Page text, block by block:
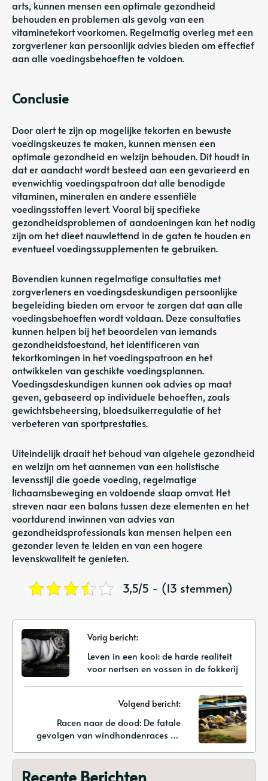
arts, kunnen mensen een optimale gezondheid
behouden en problemen als gevolg van een
vitaminetekort voorkomen. Regelmatig overleg met een
zorgverlener kan persoonlijk advies bieden om effectief
aan alle voedingsbehoeften te voldoen.
Conclusie
Door alert te zijn op mogelijke tekorten en bewuste
voedingskeuzes te maken, kunnen mensen een
optimale gezondheid en welzijn behouden. Dit houdt in
dat er aandacht wordt besteed aan een gevarieerd en
evenwichtig voedingspatroon dat alle benodigde
vitaminen, mineralen en andere essentiële
voedingsstoffen levert. Vooral bij specifieke
gezondheidsproblemen of aandoeningen kan het nodig
zijn om het dieet nauwlettend in de gaten te houden en
eventueel voedingssupplementen te gebruiken.
Bovendien kunnen regelmatige consultaties met
zorgverleners en voedingsdeskundigen persoonlijke
begeleiding bieden om ervoor te zorgen dat aan alle
voedingsbehoeften wordt voldaan. Deze consultaties
kunnen helpen bij het beoordelen van iemands
gezondheidstoestand, het identificeren van
tekortkomingen in het voedingspatroon en het
ontwikkelen van geschikte voedingsplannen.
Voedingsdeskundigen kunnen ook advies op maat
geven, gebaseerd op individuele behoeften, zoals
gewichtsbeheersing, bloedsuikerregulatie of het
verbeteren van sportprestaties.
Uiteindelijk draait het behoud van algehele gezondheid
en welzijn om het aannemen van een holistische
levensstijl die goede voeding, regelmatige
lichaamsbeweging en voldoende slaap omvat. Het
streven naar een balans tussen deze elementen en het
voortdurend inwinnen van advies van
gezondheidsprofessionals kan mensen helpen een
gezonder leven te leiden en van een hogere
levenskwaliteit te genieten.
3,5/5 - (13 stemmen)
Vorig bericht:
Leven in een kooi: de harde realiteit
voor nertsen en vossen in de fokkerij
Volgend bericht:
Racen naar de dood: De fatale
gevolgen van windhondenraces en
Recente Berichten